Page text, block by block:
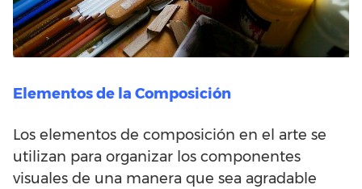
Elementos de la Composición
Los elementos de composición en el arte se
utilizan para organizar los componentes
visuales de una manera que sea agradable